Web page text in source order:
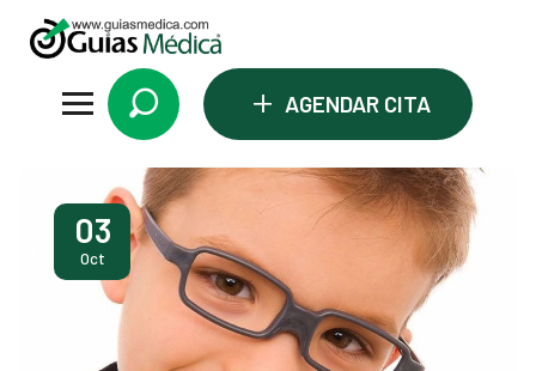
+ AGENDAR CITA
03
Oct